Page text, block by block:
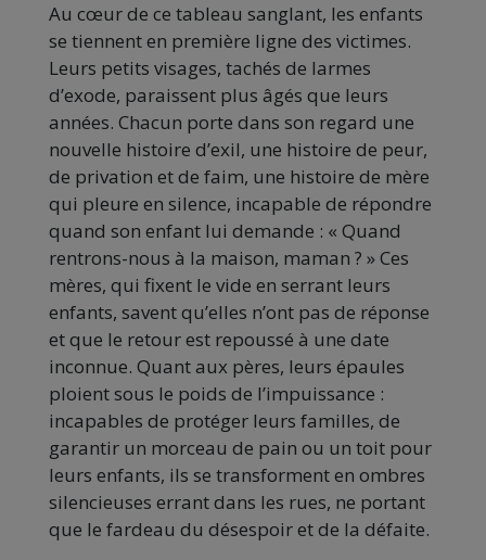
Au cœur de ce tableau sanglant, les enfants
se tiennent en première ligne des victimes.
Leurs petits visages, tachés de larmes
d’exode, paraissent plus âgés que leurs
années. Chacun porte dans son regard une
nouvelle histoire d’exil, une histoire de peur,
de privation et de faim, une histoire de mère
qui pleure en silence, incapable de répondre
quand son enfant lui demande : « Quand
rentrons-nous à la maison, maman ? » Ces
mères, qui fixent le vide en serrant leurs
enfants, savent qu’elles n’ont pas de réponse
et que le retour est repoussé à une date
inconnue. Quant aux pères, leurs épaules
ploient sous le poids de l’impuissance :
incapables de protéger leurs familles, de
garantir un morceau de pain ou un toit pour
leurs enfants, ils se transforment en ombres
silencieuses errant dans les rues, ne portant
que le fardeau du désespoir et de la défaite.